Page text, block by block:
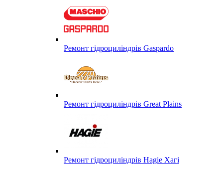
Ремонт гідроциліндрів Gaspardo
Ремонт гідроциліндрів Great Plains
Ремонт гідроциліндрів Hagie Хагі